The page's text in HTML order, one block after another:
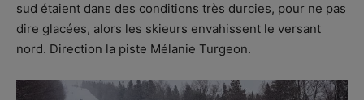
sud étaient dans des conditions très durcies, pour ne pas
dire glacées, alors les skieurs envahissent le versant
nord. Direction la piste Mélanie Turgeon.